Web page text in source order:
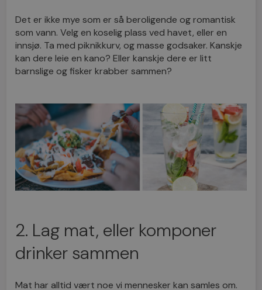
Det er ikke mye som er så beroligende og romantisk
som vann. Velg en koselig plass ved havet, eller en
innsjø. Ta med piknikkurv, og masse godsaker. Kanskje
kan dere leie en kano? Eller kanskje dere er litt
barnslige og fisker krabber sammen?
2. Lag mat, eller komponer
drinker sammen
Mat har alltid vært noe vi mennesker kan samles om.